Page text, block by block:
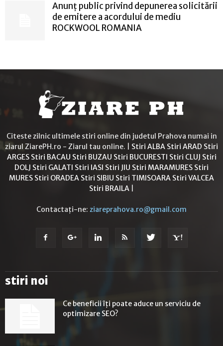
Anunț public privind depunerea solicitării
de emitere a acordului de mediu
ROCKWOOL ROMANIA
Citeste zilnic ultimele stiri online din judetul Prahova numai in
ziarul ZiarePH.ro - Ziarul tau online. | Stiri ALBA Stiri ARAD Stiri
ARGES Stiri BACAU Stiri BUZAU Stiri BUCURESTI Stiri CLUJ Stiri
DOLJ Stiri GALATI Stiri IASI Stiri JIU Stiri MARAMURES Stiri
MURES Stiri ORADEA Stiri SIBIU Stiri TIMISOARA Stiri VALCEA
Stiri BRAILA
Contactați-ne: ziareprahova.ro@gmail.com
stiri noi
Ce beneficii îți poate aduce un serviciu de
optimizare SEO?